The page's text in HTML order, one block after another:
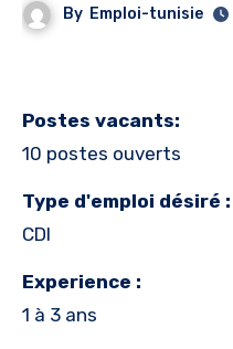
By Emploi-tunisie
Postes vacants:
10 postes ouverts
Type d'emploi désiré :
CDI
Experience :
1 à 3 ans